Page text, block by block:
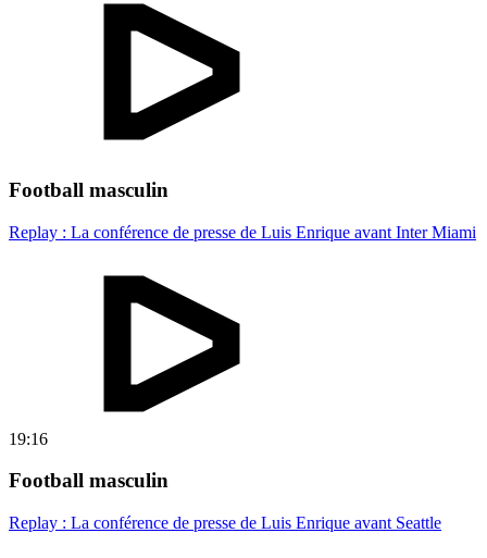
Football masculin
Replay : La conférence de presse de Luis Enrique avant Inter Miami
19:16
Football masculin
Replay : La conférence de presse de Luis Enrique avant Seattle